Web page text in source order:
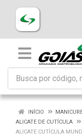
INÍCIO
ALICATE DE CUTÍCULA
ALICATE CUTÍCULA